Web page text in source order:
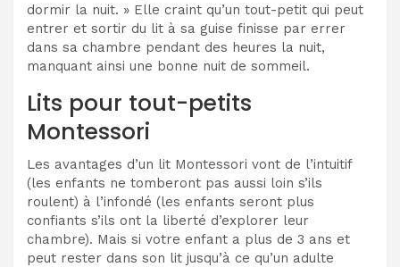
dormir la nuit. » Elle craint qu’un tout-petit qui peut
entrer et sortir du lit à sa guise finisse par errer
dans sa chambre pendant des heures la nuit,
manquant ainsi une bonne nuit de sommeil.
Lits pour tout-petits
Montessori
Les avantages d’un lit Montessori vont de l’intuitif
(les enfants ne tomberont pas aussi loin s’ils
roulent) à l’infondé (les enfants seront plus
confiants s’ils ont la liberté d’explorer leur
chambre). Mais si votre enfant a plus de 3 ans et
peut rester dans son lit jusqu’à ce qu’un adulte